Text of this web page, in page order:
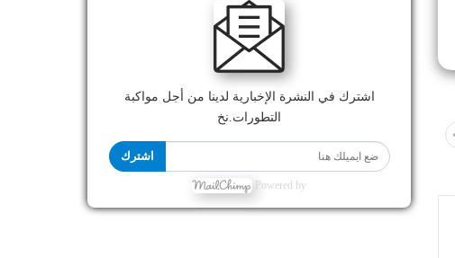
اشترك في النشرة الإخبارية لدينا من أجل مواكبة
التطورات.نخ
اشترك
Powered by